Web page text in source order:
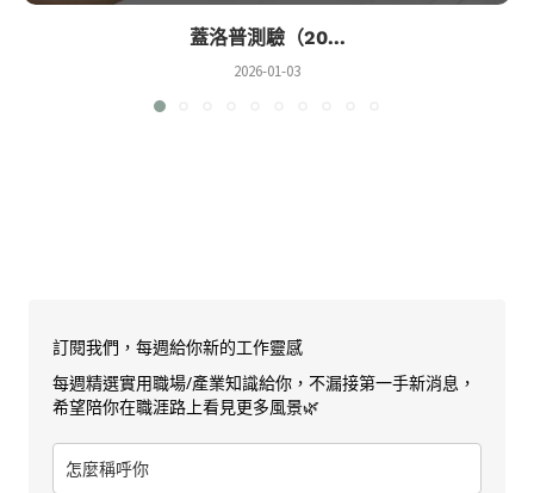
蓋洛普測驗（20...
2026-01-03
訂閱我們，每週給你新的工作靈感
每週精選實用職場/產業知識給你，不漏接第一手新消息，
希望陪你在職涯路上看見更多風景🌿